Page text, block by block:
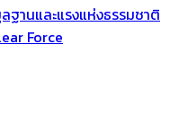
านและแรงแห่งธรรมชาติ
Force